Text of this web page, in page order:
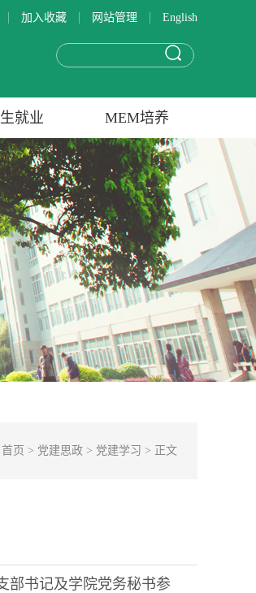
| 加入收藏 | 网站管理 | English
就业 MEM培养
首页 > 党建思政 > 党建学习 > 正文
部书记及学院党务秘书参